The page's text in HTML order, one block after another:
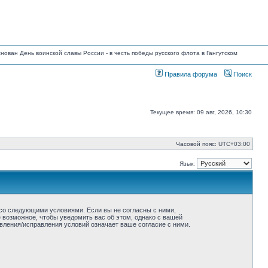
День воинской славы России - в честь победы русского флота в Гангутском
Правила форума Поиск
Текущее время: 09 авг, 2026, 10:30
Часовой пояс: UTC+03:00
Язык:
следующими условиями. Если вы не согласны с ними,
чтобы уведомить вас об этом, однако с вашей
исправления условий означает ваше согласие с ними.